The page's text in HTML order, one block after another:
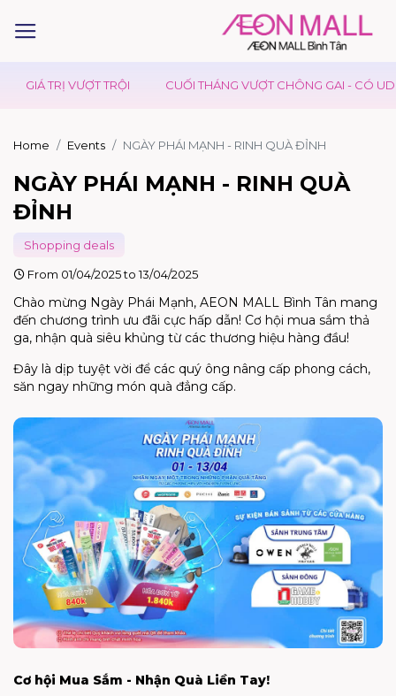
VƯỢT TRỘI CUỐI THÁNG VƯỢT CHÔNG GAI - CÓ UDON DAY
Home Events NGÀY PHÁI MẠNH - RINH QUÀ ĐỈNH
NGÀY PHÁI MẠNH - RINH QUÀ
ĐỈNH
Shopping deals
From 01/04/2025 to 13/04/2025
Chào mừng Ngày Phái Mạnh, AEON MALL Bình Tân mang
đến chương trình ưu đãi cực hấp dẫn! Cơ hội mua sắm thả
ga, nhận quà siêu khủng từ các thương hiệu hàng đầu!
Đây là dịp tuyệt vời để các quý ông nâng cấp phong cách,
săn ngay những món quà đẳng cấp.
Cơ hội Mua Sắm - Nhận Quà Liền Tay!